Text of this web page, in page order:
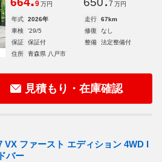
9 万円 7 万円
年式 2026年 走行
67km
車検
'29/5 修復
なし
保証
保証付 整備
法定整備付
住所
青森県 八戸市
見積もり・在庫確認
VX ファースト エディション 4WD I
バー